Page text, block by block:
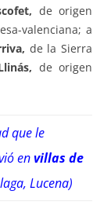
de origen
valenciana; a
de la Sierra
de origen
que le
envillas de
Lucena)